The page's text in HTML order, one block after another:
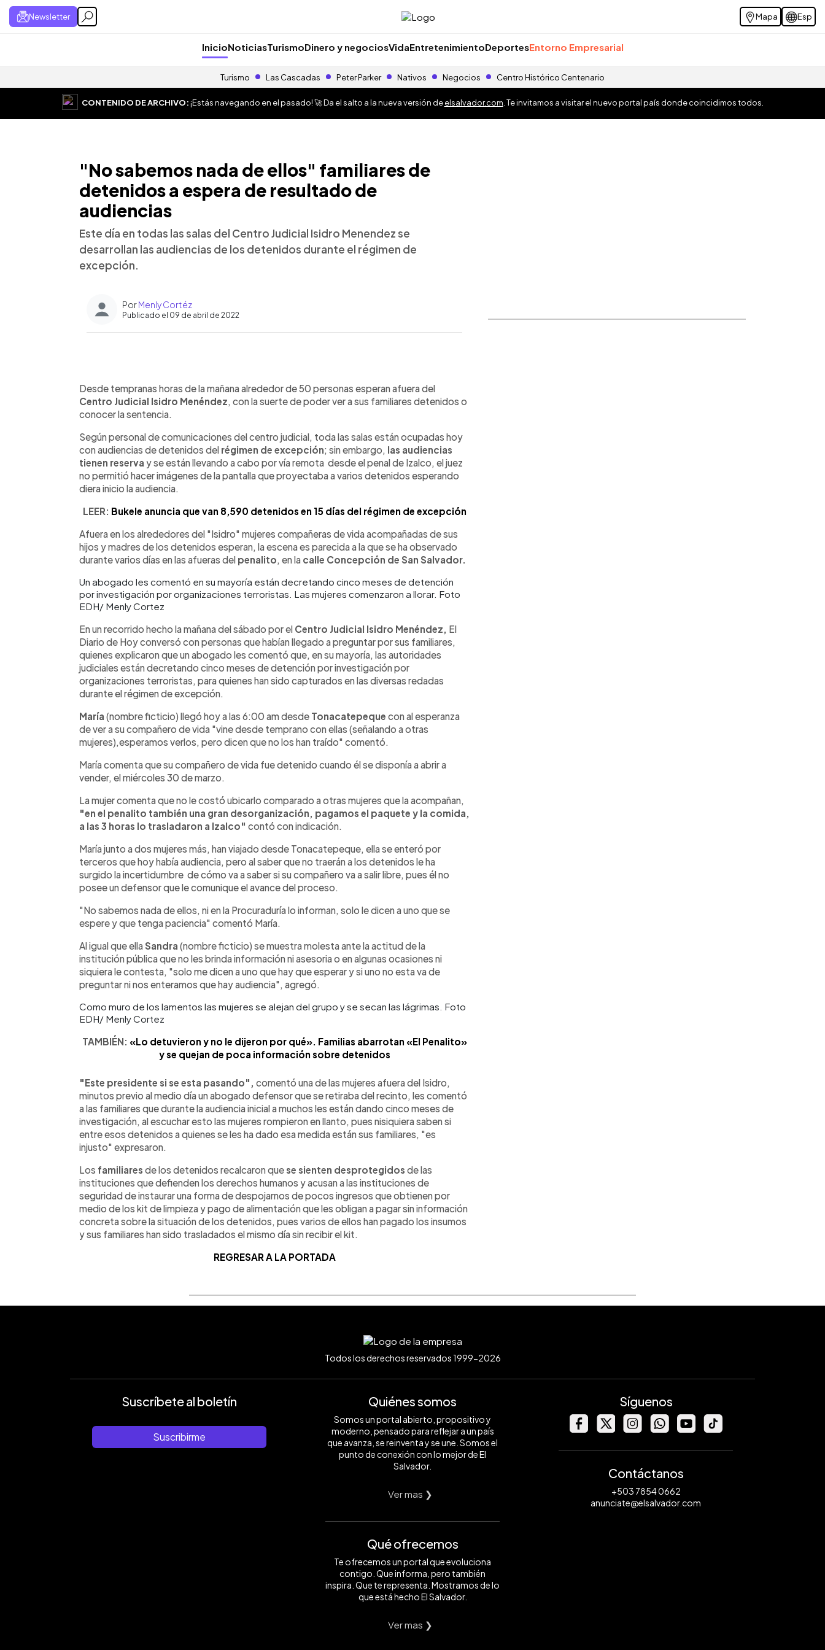
Newsletter Mapa Esp
InicioNoticiasTurismoDinero y negociosVidaEntretenimientoDeportesEntorno Empresarial
Turismo Las Cascadas Peter Parker Nativos Negocios Centro Histórico Centenario
CONTENIDO DE ARCHIVO:¡Estás navegando en el pasado! 🚀 Da el salto a la nueva versión deelsalvador.com . Te invitamos a visitar el nuevo portal país donde coincidimos todos.
"No sabemos nada de ellos" familiares de
detenidos a espera de resultado de
audiencias
Este día en todas las salas del Centro Judicial Isidro Menendez se
desarrollan las audiencias de los detenidos durante el régimen de
excepción.
PorMenly Cortéz
Publicado el 09 de abril de 2022
Escuchar artículo
Desde tempranas horas de la mañana alrededor de 50 personas esperan afuera del
Centro Judicial Isidro Menéndez, con la suerte de poder ver a sus familiares detenidos o
conocer la sentencia.
Según personal de comunicaciones del centro judicial, toda las salas están ocupadas hoy
con audiencias de detenidos del régimen de excepción; sin embargo, las audiencias
tienen reserva y se están llevando a cabo por vía remota desde el penal de Izalco, el juez
no permitió hacer imágenes de la pantalla que proyectaba a varios detenidos esperando
diera inicio la audiencia.
LEER: Bukele anuncia que van 8,590 detenidos en 15 días del régimen de excepción
Afuera en los alrededores del "Isidro" mujeres compañeras de vida acompañadas de sus
hijos y madres de los detenidos esperan, la escena es parecida a la que se ha observado
durante varios días en las afueras del penalito, en la calle Concepción de San Salvador.
Un abogado les comentó en su mayoría están decretando cinco meses de detención
por investigación por organizaciones terroristas. Las mujeres comenzaron a llorar. Foto
EDH/ Menly Cortez
En un recorrido hecho la mañana del sábado por el Centro Judicial Isidro Menéndez, El
Diario de Hoy conversó con personas que habían llegado a preguntar por sus familiares,
quienes explicaron que un abogado les comentó que, en su mayoría, las autoridades
judiciales están decretando cinco meses de detención por investigación por
organizaciones terroristas, para quienes han sido capturados en las diversas redadas
durante el régimen de excepción.
María (nombre ficticio) llegó hoy a las 6:00 am desde Tonacatepeque con al esperanza
de ver a su compañero de vida "vine desde temprano con ellas (señalando a otras
mujeres),esperamos verlos, pero dicen que no los han traído" comentó.
María comenta que su compañero de vida fue detenido cuando él se disponía a abrir a
vender, el miércoles 30 de marzo.
La mujer comenta que no le costó ubicarlo comparado a otras mujeres que la acompañan,
"en el penalito también una gran desorganización, pagamos el paquete y la comida,
a las 3 horas lo trasladaron a Izalco" contó con indicación.
María junto a dos mujeres más, han viajado desde Tonacatepeque, ella se enteró por
terceros que hoy había audiencia, pero al saber que no traerán a los detenidos le ha
surgido la incertidumbre de cómo va a saber si su compañero va a salir libre, pues él no
posee un defensor que le comunique el avance del proceso.
"No sabemos nada de ellos, ni en la Procuraduría lo informan, solo le dicen a uno que se
espere y que tenga paciencia" comentó María.
Al igual que ella Sandra (nombre ficticio) se muestra molesta ante la actitud de la
institución pública que no les brinda información ni asesoria o en algunas ocasiones ni
siquiera le contesta, "solo me dicen a uno que hay que esperar y si uno no esta va de
preguntar ni nos enteramos que hay audiencia", agregó.
Como muro de los lamentos las mujeres se alejan del grupo y se secan las lágrimas. Foto
EDH/ Menly Cortez
TAMBIÉN: «Lo detuvieron y no le dijeron por qué». Familias abarrotan «El Penalito»
y se quejan de poca información sobre detenidos
"Este presidente si se esta pasando", comentó una de las mujeres afuera del Isidro,
minutos previo al medio día un abogado defensor que se retiraba del recinto, les comentó
a las familiares que durante la audiencia inicial a muchos les están dando cinco meses de
investigación, al escuchar esto las mujeres rompieron en llanto, pues nisiquiera saben si
entre esos detenidos a quienes se les ha dado esa medida están sus familiares, "es
injusto" expresaron.
Los familiares de los detenidos recalcaron quese sienten desprotegidos de las
instituciones que defienden los derechos humanos y acusan a las instituciones de
seguridad de instaurar una forma de despojarnos de pocos ingresos que obtienen por
medio de los kit de limpieza y pago de alimentación que les obligan a pagar sin información
concreta sobre la situación de los detenidos, pues varios de ellos han pagado los insumos
y sus familiares han sido trasladados el mismo día sin recibir el kit.
REGRESAR A LA PORTADA
Todos los derechos reservados 1999-2026
Suscríbete al boletín
Suscribirme
Quiénes somos
Somos un portal abierto, propositivo y
moderno, pensado para reflejar a un país
que avanza, se reinventa y se une. Somos el
punto de conexión con lo mejor de El
Salvador.
Ver mas ❯
Qué ofrecemos
Te ofrecemos un portal que evoluciona
contigo. Que informa, pero también
inspira. Que te representa. Mostramos de lo
que está hecho El Salvador.
Ver mas ❯
Síguenos
Contáctanos
+503 7854 0662
anunciate@elsalvador.com